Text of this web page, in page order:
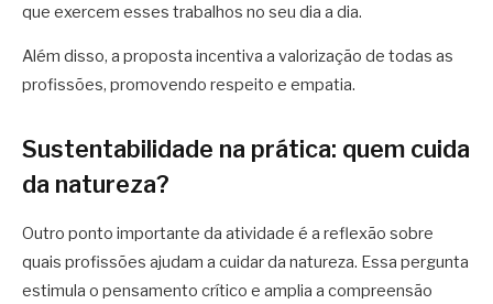
que exercem esses trabalhos no seu dia a dia.
Além disso, a proposta incentiva a valorização de todas as
profissões, promovendo respeito e empatia.
Sustentabilidade na prática: quem cuida
da natureza?
Outro ponto importante da atividade é a reflexão sobre
quais profissões ajudam a cuidar da natureza. Essa pergunta
estimula o pensamento crítico e amplia a compreensão